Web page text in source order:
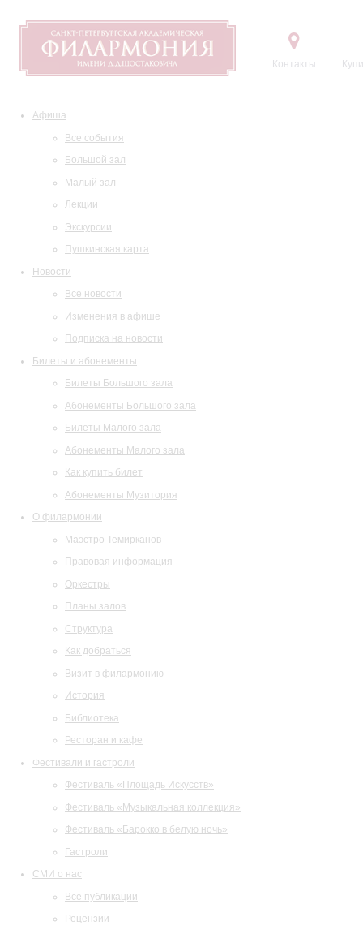
Контакты
Афиша
Все события
Большой зал
Малый зал
Лекции
Экскурсии
Пушкинская карта
Новости
Все новости
Изменения в афише
Подписка на новости
Билеты и абонементы
Билеты Большого зала
Абонементы Большого зала
Билеты Малого зала
Абонементы Малого зала
Как купить билет
Абонементы Музитория
О филармонии
Маэстро Темирканов
Правовая информация
Оркестры
Планы залов
Структура
Как добраться
Визит в филармонию
История
Библиотека
Ресторан и кафе
Фестивали и гастроли
Фестиваль «Площадь Искусств»
Фестиваль «Музыкальная коллекция»
Фестиваль «Барокко в белую ночь»
Гастроли
СМИ о нас
Все публикации
Рецензии